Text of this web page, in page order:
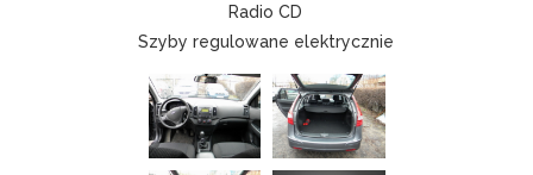
Radio CD
Szyby regulowane elektrycznie